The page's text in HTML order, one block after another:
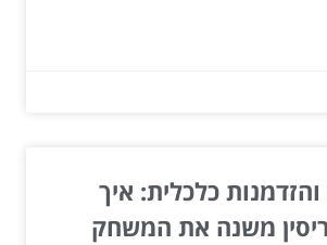
והזדמנות כלכלית: איך
משנה את המשחק